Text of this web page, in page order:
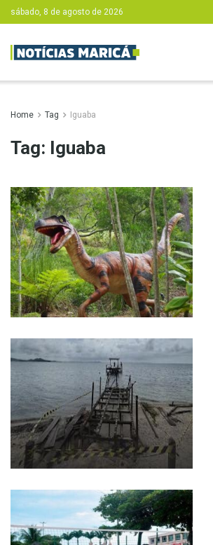
sábado, 8 de agosto de 2026
Home Tag Iguaba
Tag: Iguaba